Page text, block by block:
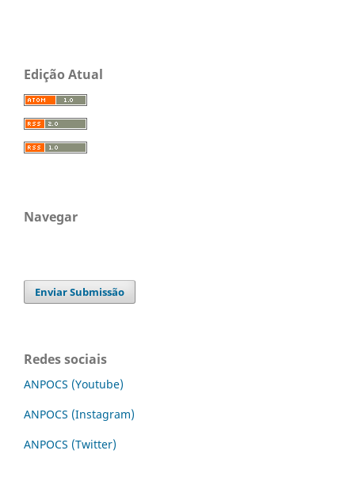
Edição Atual
Navegar
Enviar Submissão
Redes sociais
ANPOCS (Youtube)
ANPOCS (Instagram)
ANPOCS (Twitter)